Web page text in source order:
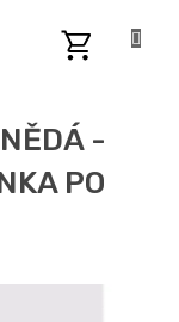
-
PO